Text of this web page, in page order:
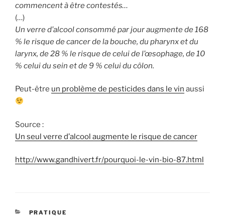
commencent à être contestés…
(…)
Un verre d’alcool consommé par jour augmente de 168
% le risque de cancer de la bouche, du pharynx et du
larynx, de 28 % le risque de celui de l’œsophage, de 10
% celui du sein et de 9 % celui du côlon.
Peut-être un problème de pesticides dans le vin aussi
Source :
Un seul verre d’alcool augmente le risque de cancer
http://www.gandhivert.fr/pourquoi-le-vin-bio-87.html
CATÉGORIES
PRATIQUE